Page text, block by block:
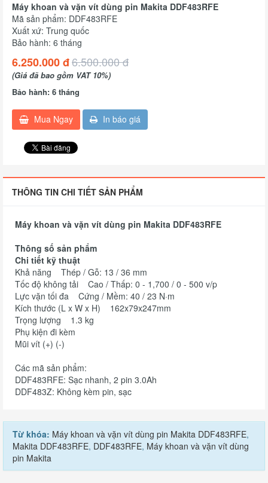
Máy khoan và vặn vít dùng pin Makita DDF483RFE
Mã sản phẩm: DDF483RFE
Xuất xứ: Trung quốc
Bảo hành: 6 tháng
6.250.000 đ6.500.000 đ
(Giá đã bao gồm VAT 10%)
Bảo hành: 6 tháng
Mua Ngay In báo giá
THÔNG TIN CHI TIẾT SẢN PHẨM
Máy khoan và vặn vít dùng pin Makita DDF483RFE
Thông số sản phẩm
Chi tiết kỹ thuật
Khả năng Thép / Gỗ: 13 / 36 mm
Tốc độ không tải Cao / Thấp: 0 - 1,700 / 0 - 500 v/p
Lực vặn tối đa Cứng / Mềm: 40 / 23 N·m
Kích thước (L x W x H) 162x79x247mm
Trọng lượng 1.3 kg
Phụ kiện đi kèm
Mũi vít (+) (-)
Các mã sản phẩm:
DDF483RFE: Sạc nhanh, 2 pin 3.0Ah
DDF483Z: Không kèm pin, sạc
Từ khóa: Máy khoan và vặn vít dùng pin Makita DDF483RFE,
Makita DDF483RFE, DDF483RFE, Máy khoan và vặn vít dùng
pin Makita